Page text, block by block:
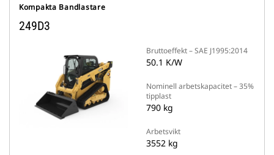
Kompakta Bandlastare
249D3
Bruttoeffekt – SAE J1995:2014
50.1 K/W
Nominell arbetskapacitet – 35%
tipplast
790 kg
Arbetsvikt
3552 kg